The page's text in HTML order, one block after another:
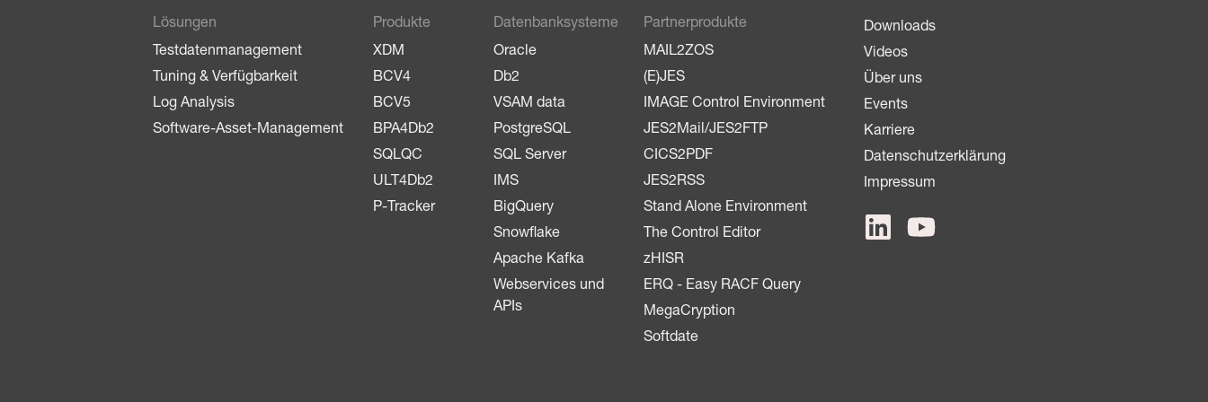
Lösungen
Testdatenmanagement
Tuning & Verfügbarkeit
Log Analysis
Software-Asset-Management
Produkte
XDM
BCV4
BCV5
BPA4Db2
SQLQC
ULT4Db2
P-Tracker
Datenbanksysteme
Oracle
Db2
VSAM data
PostgreSQL
SQL Server
IMS
BigQuery
Snowflake
Apache Kafka
Webservices und
APIs
Partnerprodukte
MAIL2ZOS
(E)JES
IMAGE Control Environment
JES2Mail/JES2FTP
CICS2PDF
JES2RSS
Stand Alone Environment
The Control Editor
zHISR
ERQ - Easy RACF Query
MegaCryption
Softdate
Downloads
Videos
Über uns
Events
Karriere
Datenschutzerklärung
Impressum